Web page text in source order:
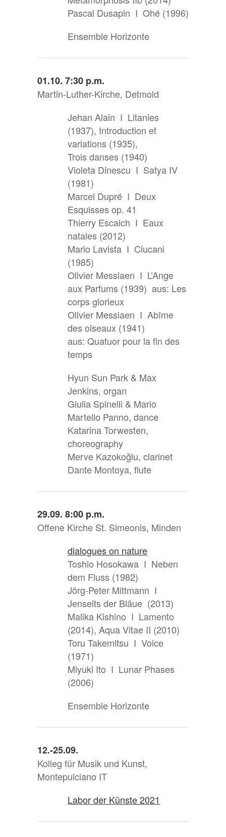
Pascal Dusapin I Ohé (1996)
Ensemble Horizonte
01.10. 7:30 p.m.
Martin-Luther-Kirche, Detmold
Jehan Alain I Litanies
(1937), Introduction et
variations (1935),
Trois danses (1940)
Violeta Dinescu I Satya IV
(1981)
Marcel Dupré I Deux
Esquisses op. 41
Thierry Escaich I Eaux
natales (2012)
Mario Lavista I Ciucani
(1985)
Olivier Messiaen I L’Ange
aux Parfums (1939) aus: Les
corps glorieux
Olivier Messiaen I Abîme
des oiseaux (1941)
aus: Quatuor pour la fin des
temps
Hyun Sun Park & Max
Jenkins, organ
Giulia Spinelli & Mario
Martello Panno, dance
Katarina Torwesten,
choreography
Merve Kazokoğlu, clarinet
Dante Montoya, flute
29.09. 8:00 p.m.
Offene Kirche St. Simeonis, Minden
dialogues on nature
Toshio Hosokawa I Neben
dem Fluss (1982)
Jörg-Peter Mittmann I
Jenseits der Bläue (2013)
Malika Kishino I Lamento
(2014), Aqua Vitae II (2010)
Toru Takemitsu I Voice
(1971)
Miyuki Ito I Lunar Phases
(2006)
Ensemble Horizonte
12.-25.09.
Kolleg für Musik und Kunst,
Montepulciano IT
Labor der Künste 2021